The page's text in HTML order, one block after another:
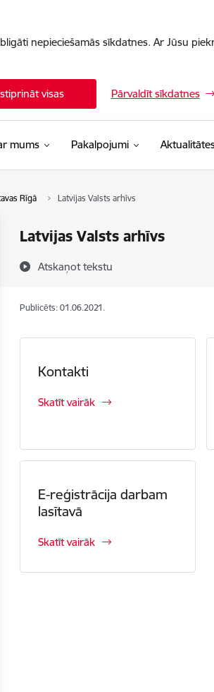
nepieciešamās sīkdatnes. Ar Jūsu
visas Pārvaldīt sīkdatnes
mums Pakalpojumi
Rīgā Latvijas Valsts arhīvs
Latvijas Valsts arhīvs
Atskaņot tekstu
Publicēts: 01.06.2021.
Kontakti
Skatīt vairāk
E-reģistrācija darbam
lasītavā
Skatīt vairāk